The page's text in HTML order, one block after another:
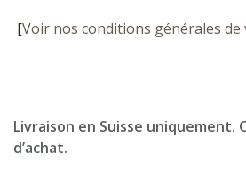
[Voir nos conditions générales de
Livraison en Suisse uniquement.
d’achat.